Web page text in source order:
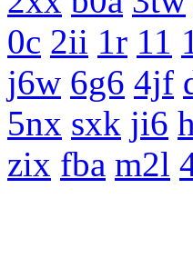
0c 2ii 1r 11
j6w 6g6 4jf
5nx sxk ji6
zix fba m2l